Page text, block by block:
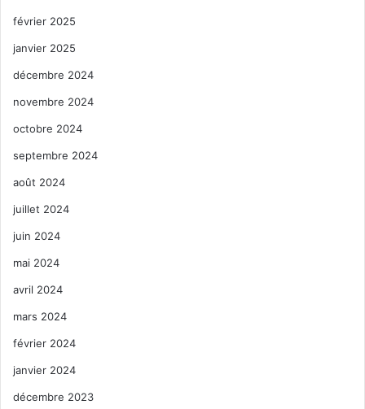
février 2025
janvier 2025
décembre 2024
novembre 2024
octobre 2024
septembre 2024
août 2024
juillet 2024
juin 2024
mai 2024
avril 2024
mars 2024
février 2024
janvier 2024
décembre 2023